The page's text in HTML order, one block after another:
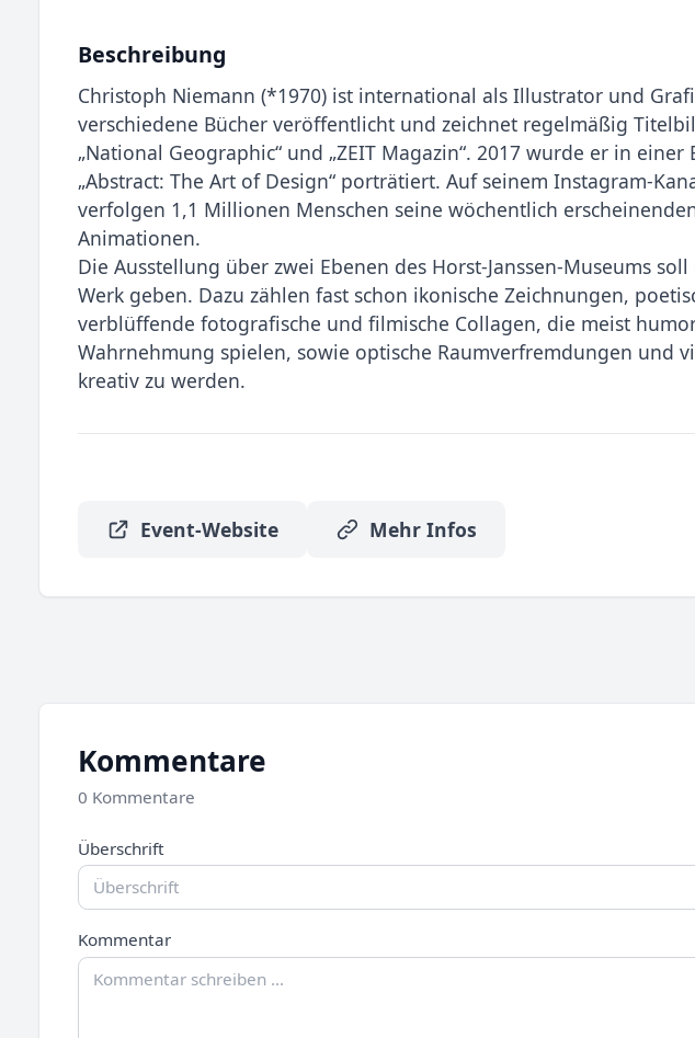
Beschreibung
Christoph Niemann (*1970) ist international als Illustrator und
verschiedene Bücher veröffentlicht und zeichnet regelmäßig
„National Geographic“ und „ZEIT Magazin“. 2017 wurde er in
„Abstract: The Art of Design“ porträtiert. Auf seinem Instagram-
verfolgen 1,1 Millionen Menschen seine wöchentlich
Animationen.
Die Ausstellung über zwei Ebenen des Horst-Janssen-Museums
Werk geben. Dazu zählen fast schon ikonische Zeichnungen,
verblüffende fotografische und filmische Collagen, die meist
Wahrnehmung spielen, sowie optische Raumverfremdungen und
kreativ zu werden.
Event-Website Mehr Infos
Kommentare
0 Kommentare
Überschrift
Kommentar